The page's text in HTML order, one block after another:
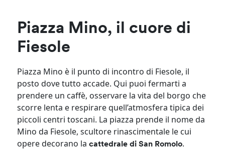
Piazza Mino, il cuore di
Fiesole
Piazza Mino è il punto di incontro di Fiesole, il
posto dove tutto accade. Qui puoi fermarti a
prendere un caffè, osservare la vita del borgo che
scorre lenta e respirare quell’atmosfera tipica dei
piccoli centri toscani. La piazza prende il nome da
Mino da Fiesole, scultore rinascimentale le cui
opere decorano lacattedrale di San Romolo.